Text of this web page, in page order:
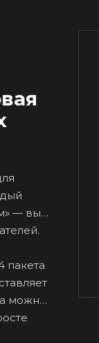
— вы
пакета
можно